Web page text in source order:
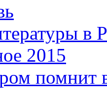
в
2015
помнит